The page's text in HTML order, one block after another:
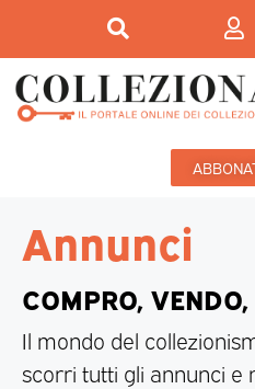
Annunci
COMPRO,
Il mondo del
scorri tutti gli annunci e